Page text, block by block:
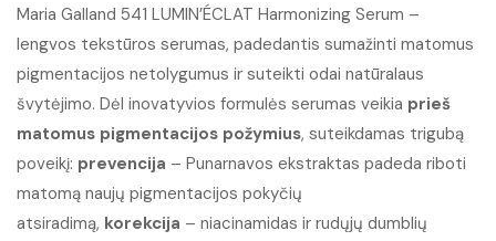
Maria Galland 541 LUMIN’ÉCLAT Harmonizing Serum –
lengvos tekstūros serumas, padedantis sumažinti matomus
pigmentacijos netolygumus ir suteikti odai natūralaus
švytėjimo. Dėl inovatyvios formulės serumas veikia prieš
matomus pigmentacijos požymius, suteikdamas trigubą
poveikį: prevencija – Punarnavos ekstraktas padeda riboti
matomą naujų pigmentacijos pokyčių
atsiradimą, korekcija – niacinamidas ir rudųjų dumblių